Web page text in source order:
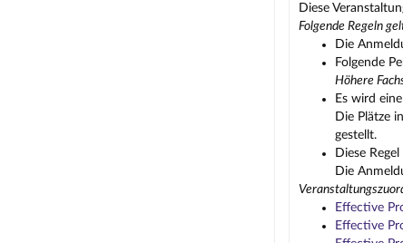
Diese
Folgende Regeln
Die
Folgende
Höhere
Es wird
Die Plätze
gestellt.
Diese
Die
Effective
Effective